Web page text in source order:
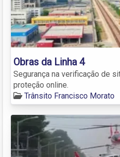
Obras da Linha 4
Segurança na verificação de
proteção online.
Trânsito Francisco Morato